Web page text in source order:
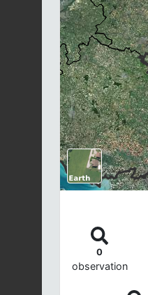
0
observation